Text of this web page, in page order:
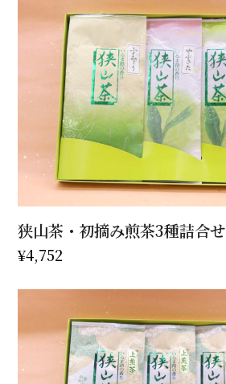
狭山茶・初摘み煎茶3種詰合せ
¥4,752